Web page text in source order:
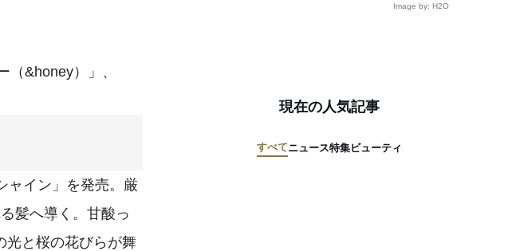
Image by: H2O
&honey）」、
ャイン」を発売。厳
髪へ導く。甘酸っ
光と桜の花びらが舞
現在の人気記事
すべてニュース特集ビューティ